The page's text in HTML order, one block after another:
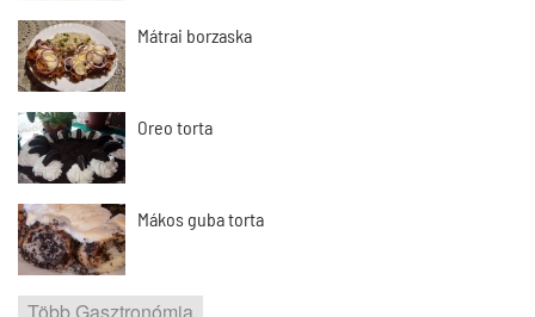
Mátrai borzaska
Oreo torta
Mákos guba torta